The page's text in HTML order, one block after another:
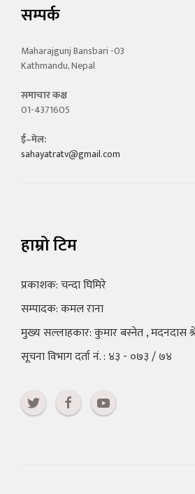
सम्पर्क
Maharajgunj Bansbari -03
Kathmandu, Nepal
समाचार कक्ष
01-4371605
ई–मेल:
sahayatratv@gmail.com
हाम्रो टिम
प्रकाशक: चन्दा घिमिरे
सम्पादक: कमल राना
मुख्य सल्लाहकार: कुमार बस्नेत , मदनदास
सूचना विभाग दर्ता नं. : ४३ - ०७३ / ७४